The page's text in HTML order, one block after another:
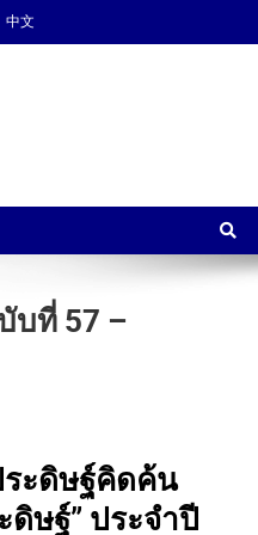
中文
การเรียนรู้
บที่ 57 –
ระดิษฐ์คิดค้น
ษฐ์” ประจำปี